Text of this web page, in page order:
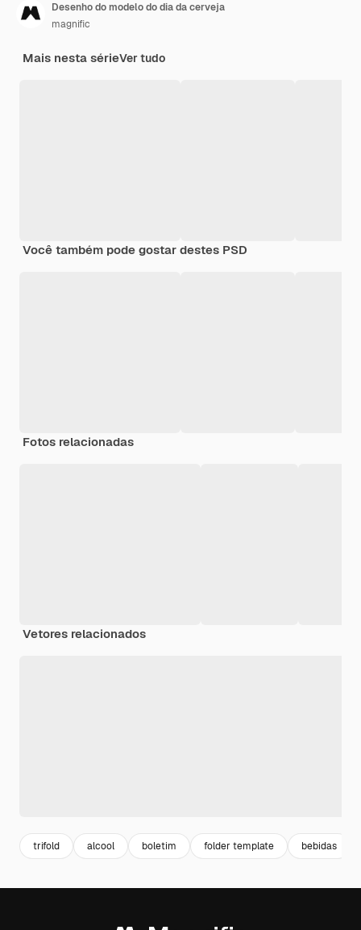
Desenho do modelo do dia da cerveja
magnific
Mais nesta sérieVer tudo
Você também pode gostar destes PSD
Fotos relacionadas
Vetores relacionados
trifold alcool boletim folder template bebidas